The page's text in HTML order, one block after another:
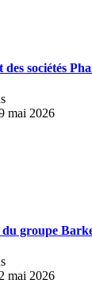
sociétés
mai 2026
groupe
mai 2026